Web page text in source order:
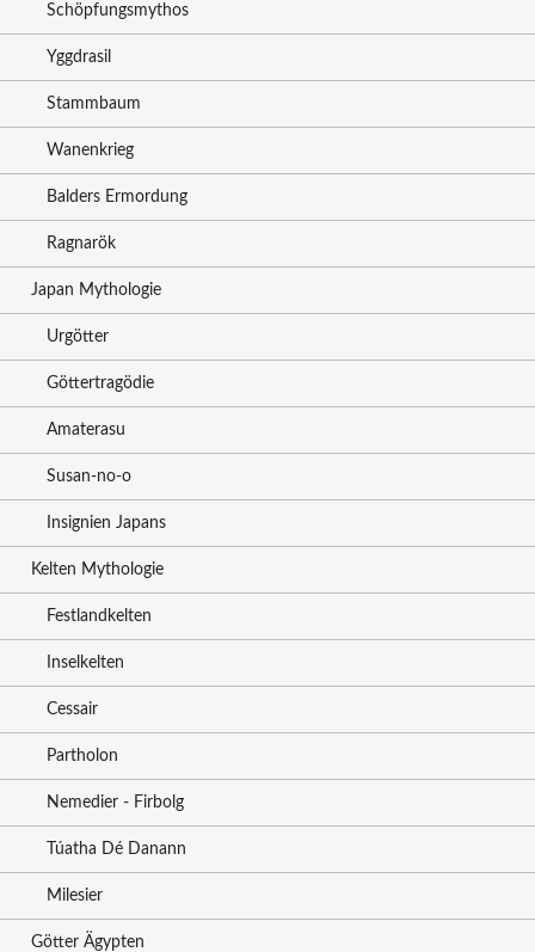
Schöpfungsmythos
Yggdrasil
Stammbaum
Wanenkrieg
Balders Ermordung
Ragnarök
Japan Mythologie
Urgötter
Göttertragödie
Amaterasu
Susan-no-o
Insignien Japans
Kelten Mythologie
Festlandkelten
Inselkelten
Cessair
Partholon
Nemedier - Firbolg
Túatha Dé Danann
Milesier
Götter Ägypten